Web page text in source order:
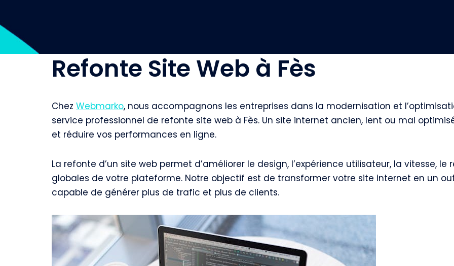
Refonte Site Web à Fès
Chez Webmarko, nous accompagnons les entreprises dans la modernisation et
service professionnel de refonte site web à Fès. Un site internet ancien, lent ou mal
et réduire vos performances en ligne.
La refonte d’un site web permet d’améliorer le design, l’expérience utilisateur, la vitesse,
globales de votre plateforme. Notre objectif est de transformer votre site internet en un
capable de générer plus de trafic et plus de clients.